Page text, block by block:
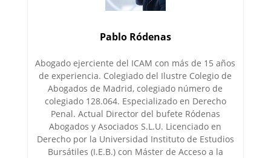
Pablo Ródenas
Abogado ejerciente del ICAM con más de 15 años
de experiencia. Colegiado del Ilustre Colegio de
Abogados de Madrid, colegiado número de
colegiado 128.064. Especializado en Derecho
Penal. Actual Director del bufete Ródenas
Abogados y Asociados S.L.U. Licenciado en
Derecho por la Universidad Instituto de Estudios
Bursátiles (I.E.B.) con Máster de Acceso a la